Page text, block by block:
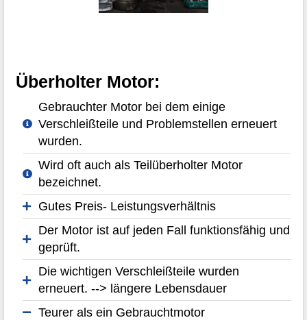
Überholter Motor:
Gebrauchter Motor bei dem einige
Verschleißteile und Problemstellen erneuert
wurden.
Wird oft auch als Teilüberholter Motor
bezeichnet.
Gutes Preis- Leistungsverhältnis
Der Motor ist auf jeden Fall funktionsfähig und
geprüft.
Die wichtigen Verschleißteile wurden
erneuert. --> längere Lebensdauer
Teurer als ein Gebrauchtmotor